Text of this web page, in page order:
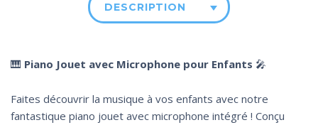
DESCRIPTION
🎹 Piano Jouet avec Microphone pour Enfants 🎤
Faites découvrir la musique à vos enfants avec notre
fantastique piano jouet avec microphone intégré ! Conçu